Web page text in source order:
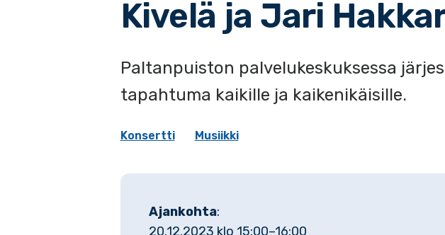
Kivelä ja Jari
Paltanpuiston palvelukeskuksessa
tapahtuma kaikille ja kaikenikäisille.
Konsertti Musiikki
Ajankohta:
20.12.2023 klo 15:00–16:00